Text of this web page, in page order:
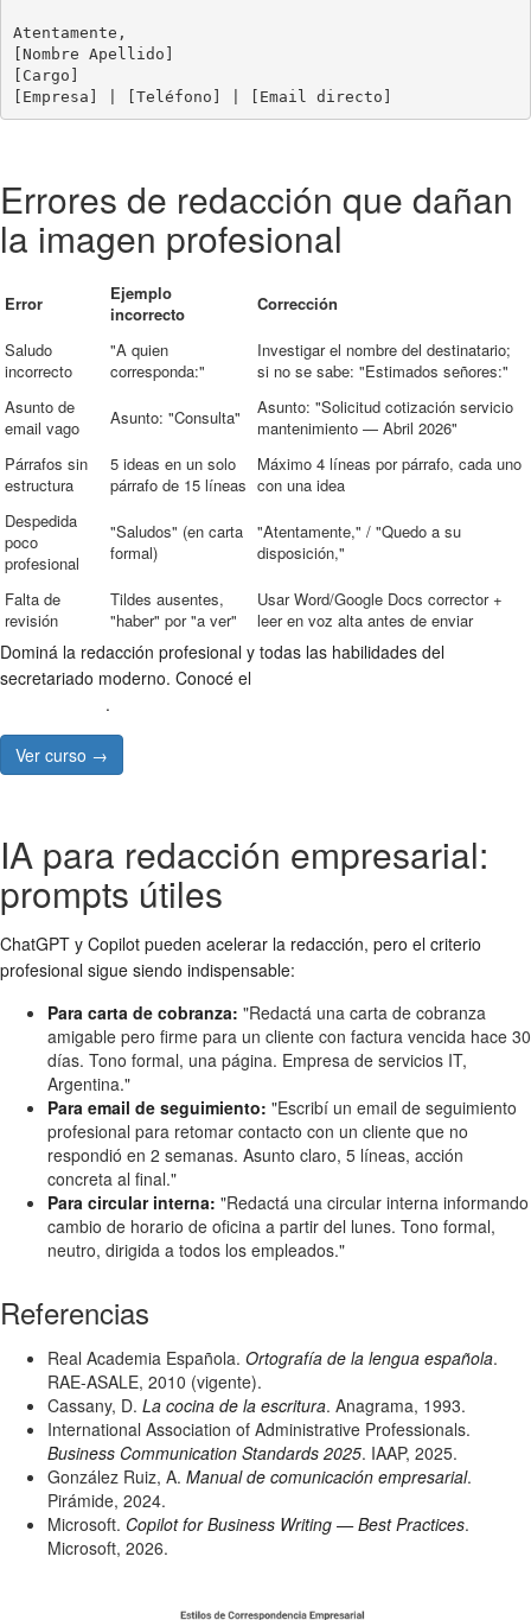
Atentamente,
[Nombre Apellido]
[Cargo]
Errores de redacción que dañan
la imagen profesional
Error
Ejemplo
incorrecto
Corrección
Saludo
incorrecto
"A quien
corresponda:"
Investigar el nombre del destinatario;
si no se sabe: "Estimados señores:"
Asunto de
email vago
Asunto: "Consulta"
Asunto: "Solicitud cotización servicio
mantenimiento — Abril 2026"
Párrafos sin
estructura
5 ideas en un solo
párrafo de 15 líneas
Máximo 4 líneas por párrafo, cada uno
con una idea
Despedida
poco
profesional
"Saludos" (en carta
formal)
"Atentamente," / "Quedo a su
disposición,"
Falta de
revisión
Tildes ausentes,
"haber" por "a ver"
Usar Word/Google Docs corrector +
leer en voz alta antes de enviar
Dominá la redacción profesional y todas las habilidades del
secretariado moderno. Conocé el
.
Ver curso →
IA para redacción empresarial:
prompts útiles
ChatGPT y Copilot pueden acelerar la redacción, pero el criterio
profesional sigue siendo indispensable:
Para carta de cobranza: "Redactá una carta de cobranza
amigable pero firme para un cliente con factura vencida hace 30
días. Tono formal, una página. Empresa de servicios IT,
Argentina."
Para email de seguimiento: "Escribí un email de seguimiento
profesional para retomar contacto con un cliente que no
respondió en 2 semanas. Asunto claro, 5 líneas, acción
concreta al final."
Para circular interna: "Redactá una circular interna informando
cambio de horario de oficina a partir del lunes. Tono formal,
neutro, dirigida a todos los empleados."
Referencias
Real Academia Española. Ortografía de la lengua española.
RAE-ASALE, 2010 (vigente).
Cassany, D. La cocina de la escritura. Anagrama, 1993.
International Association of Administrative Professionals.
Business Communication Standards 2025. IAAP, 2025.
González Ruiz, A. Manual de comunicación empresarial.
Pirámide, 2024.
Microsoft. Copilot for Business Writing — Best Practices.
Microsoft, 2026.